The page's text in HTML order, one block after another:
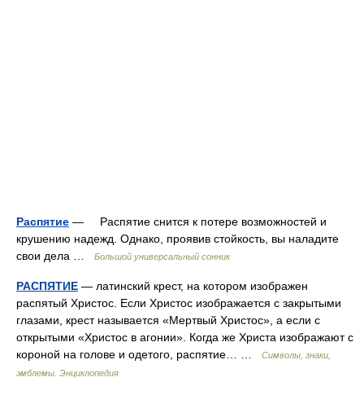
Распятие — Распятие снится к потере возможностей и
крушению надежд. Однако, проявив стойкость, вы наладите
свои дела …
Большой универсальный сонник
РАСПЯТИЕ — латинский крест, на котором изображен
распятый Христос. Если Христос изображается с закрытыми
глазами, крест называется «Мертвый Христос», а если с
открытыми «Христос в агонии». Когда же Христа изображают с
короной на голове и одетого, распятие… …
Символы, знаки,
эмблемы. Энциклопедия